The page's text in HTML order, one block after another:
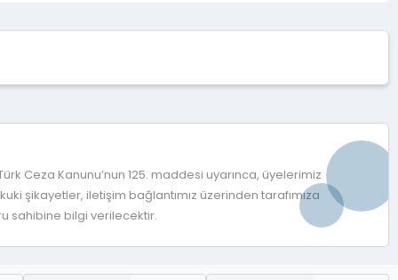
Ceza Kanunu’nun 125. maddesi uyarınca, üyelerimiz
şikayetler, iletişim bağlantımız üzerinden tarafımıza
sahibine bilgi verilecektir.